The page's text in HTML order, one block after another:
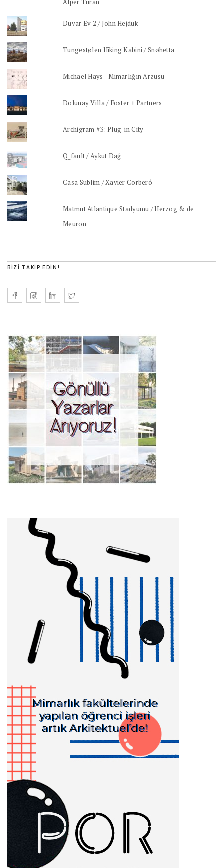
Duvar Ev 2 / John Hejduk
Tungestølen Hiking Kabini / Snøhetta
Michael Hays - Mimarlığın Arzusu
Dolunay Villa / Foster + Partners
Archigram #3: Plug-in City
Q_fault / Aykut Dağ
Casa Sublim / Xavier Corberó
Matmut Atlantique Stadyumu / Herzog & de
Meuron
BIZI TAKIP EDIN!